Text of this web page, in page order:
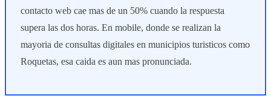
contacto web cae mas de un 50% cuando la respuesta
supera las dos horas. En mobile, donde se realizan la
mayoria de consultas digitales en municipios turisticos como
Roquetas, esa caida es aun mas pronunciada.